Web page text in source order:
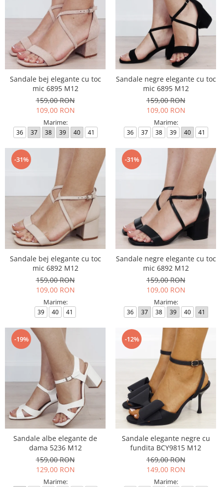
Sandale bej elegante cu toc
mic 6895 M12
159,00 RON
109,00 RON
Marime:
36 37 38 39 40 41
Sandale negre elegante cu toc
mic 6895 M12
159,00 RON
109,00 RON
Marime:
36 37 38 39 40 41
-31%
Sandale bej elegante cu toc
mic 6892 M12
159,00 RON
109,00 RON
Marime:
39 40 41
-31%
Sandale negre elegante cu toc
mic 6892 M12
159,00 RON
109,00 RON
Marime:
36 37 38 39 40 41
-19%
Sandale albe elegante de
dama 5236 M12
159,00 RON
129,00 RON
Marime:
-12%
Sandale elegante negre cu
fundita BCY9815 M12
169,00 RON
149,00 RON
Marime: